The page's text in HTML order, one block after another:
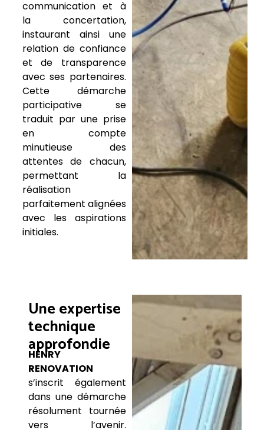
communication et à
la concertation,
instaurant ainsi une
relation de confiance
et de transparence
avec ses partenaires.
Cette démarche
participative se
traduit par une prise
en compte
minutieuse des
attentes de chacun,
permettant la
réalisation
parfaitement alignées
avec les aspirations
initiales.
Une expertise
technique
approfondie
HENRY
RENOVATION
s’inscrit également
dans une démarche
résolument tournée
vers l’avenir.